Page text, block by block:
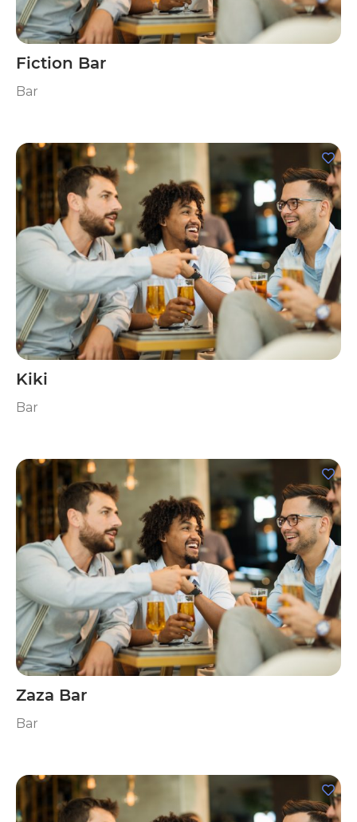
Fiction Bar
Bar
Kiki
Bar
Zaza Bar
Bar